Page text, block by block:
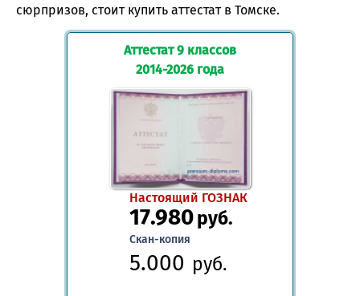
сюрпризов, стоит купить аттестат в Томске.
Аттестат 9 классов
2014-2026 года
Настоящий ГОЗНАК
17.980руб.
Скан-копия
5.000 руб.